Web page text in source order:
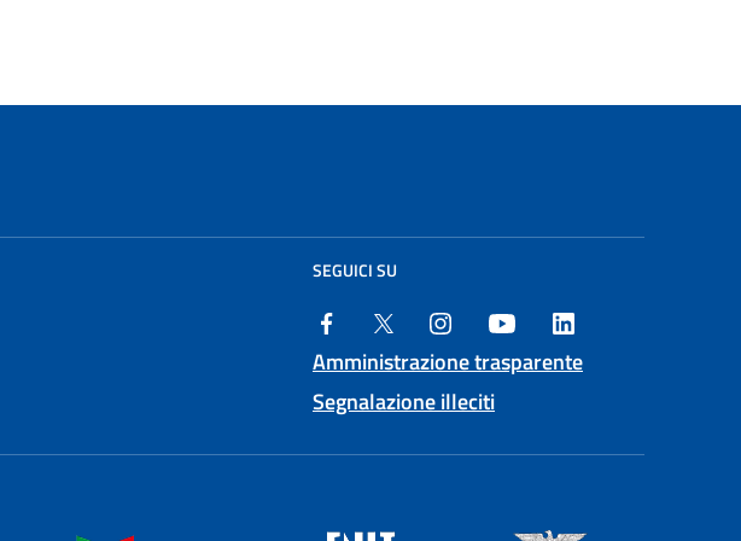
SEGUICI SU
Amministrazione trasparente
Segnalazione illeciti